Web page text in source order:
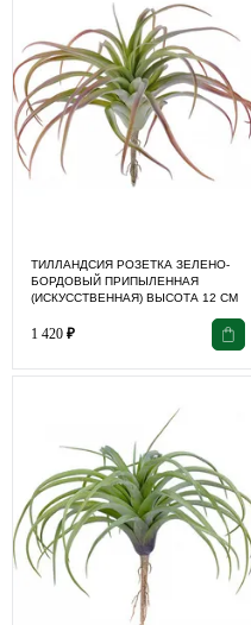
ТИЛЛАНДСИЯ РОЗЕТКА ЗЕЛЕНО-
БОРДОВЫЙ ПРИПЫЛЕННАЯ
(ИСКУССТВЕННАЯ) ВЫСОТА 12 СМ
1 420 ₽